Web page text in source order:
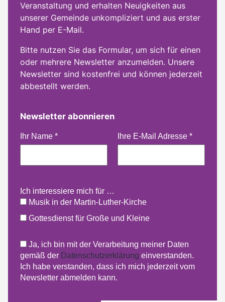
Veranstaltung und erhalten Neuigkeiten aus
unserer Gemeinde unkompliziert und aus erster
Hand per E-Mail.
Bitte nutzen Sie das Formular, um sich für einen
oder mehrere Newsletter anzumelden. Unsere
Newsletter sind kostenfrei und können jederzeit
abbestellt werden.
Newsletter abonnieren
Ihr Name * Ihre E-Mail Adresse *
Ich interessiere mich für …
Musik in der Martin-Luther-Kirche
Gottesdienst für Große und Kleine
Ja, ich bin mit der Verarbeitung meiner Daten
gemäß der Datenschutzerklärung einverstanden.
Ich habe verstanden, dass ich mich jederzeit vom
Newsletter abmelden kann.